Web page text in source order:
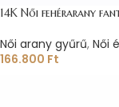
14K Női fehérarany
Női arany gyűrű, Női
166.800 Ft